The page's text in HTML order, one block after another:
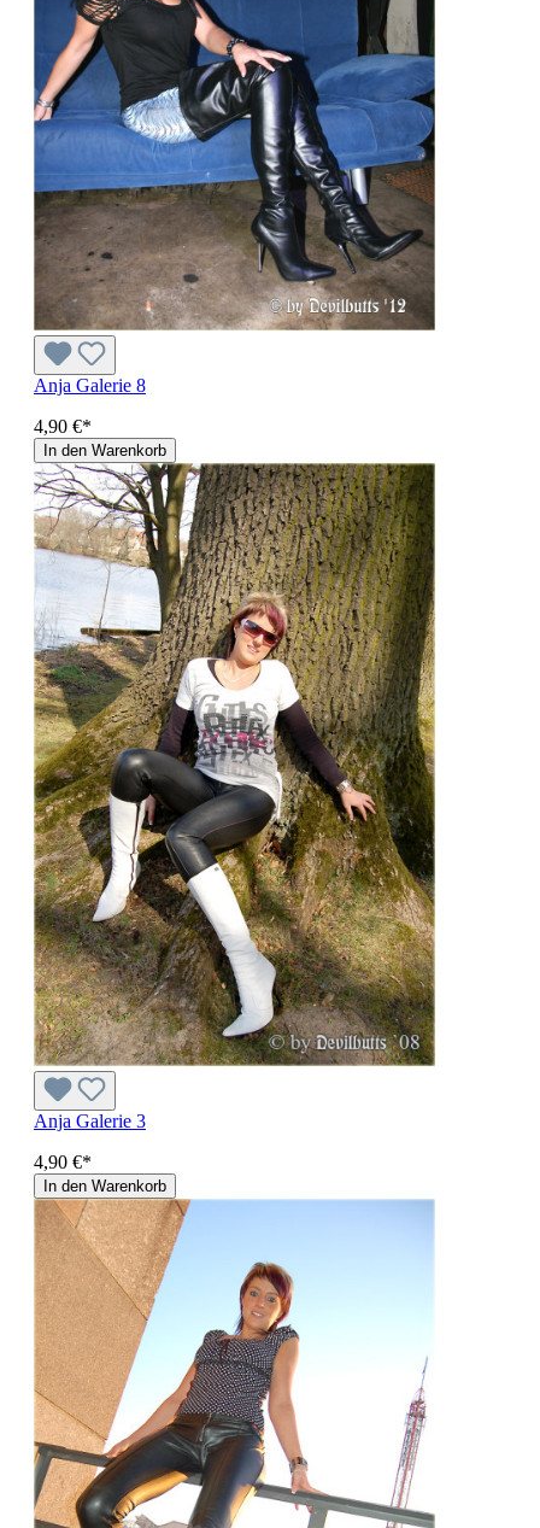
Anja Galerie 8
4,90 €*
In den Warenkorb
Anja Galerie 3
4,90 €*
In den Warenkorb